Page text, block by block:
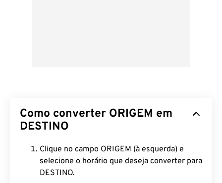
Como converter ORIGEM em
DESTINO
Clique no campo ORIGEM (à esquerda) e
selecione o horário que deseja converter para
DESTINO.